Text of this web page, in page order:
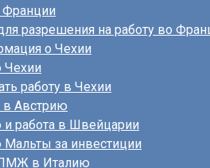
Франции
разрешения на работу во
о Чехии
Чехии
работу в Чехии
Австрию
и работа в Швейцарии
Мальты за инвестиции
в Италию